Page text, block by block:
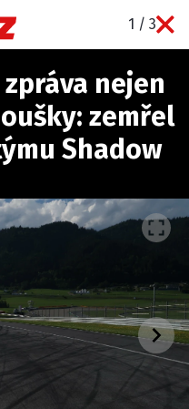
1 / 3
|
nejen
zemřel
Shadow